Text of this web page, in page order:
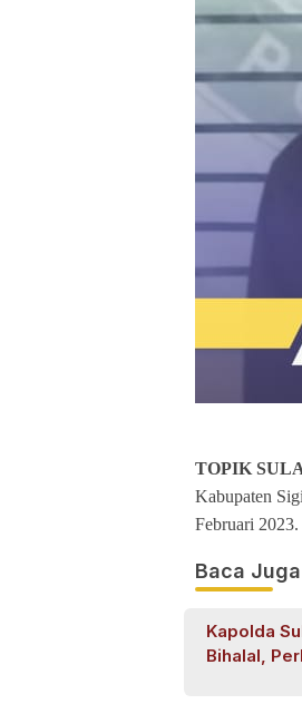
TOPIK
Kabupaten
Februari 2023.
Baca Juga
Kapolda
Bihalal,